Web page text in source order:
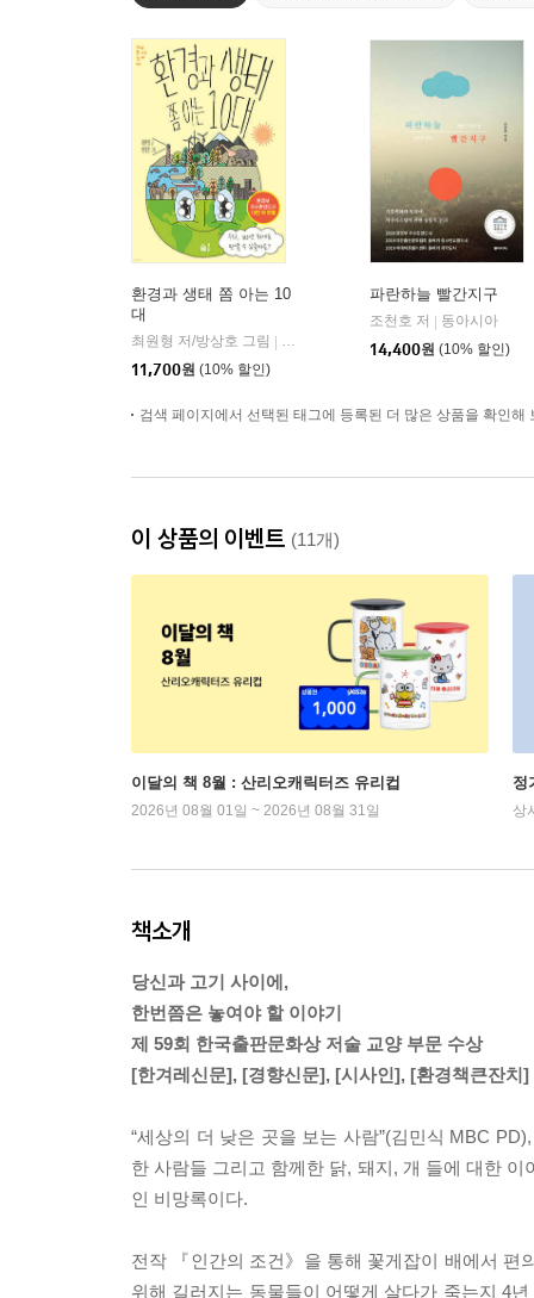
환경과 생태 쫌 아는 10
대
최원형 저/방상호 그림
풀빛
11,700원 (10% 할인)
파란하늘 빨간지구
조천호 저
동아시아
14,400원 (10% 할인)
검색 페이지에서 선택된 태그에 등록된 더 많은 상품을 확인해
이 상품의 이벤트 (11개)
이달의 책 8월 : 산리오캐릭터즈 유리컵
2026년 08월 01일 ~ 2026년 08월 31일
정
상
책소개
당신과 고기 사이에,
한번쯤은 놓여야 할 이야기
제 59회 한국출판문화상 저술 교양 부문 수상
[한겨레신문], [경향신문], [시사인], [환경책큰잔치]
“세상의 더 낮은 곳을 보는 사람”(김민식 MBC
한 사람들 그리고 함께한 닭, 돼지, 개 들에 대한 이
인 비망록이다.
전작 『인간의 조건》을 통해 꽃게잡이 배에서 편
위해 길러지는 동물들이 어떻게 살다가 죽는지 4